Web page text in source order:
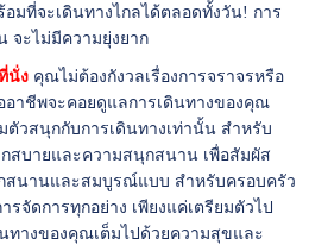
อมที่จะเดินทางไกลได้ตลอดทั้งวัน! การ
จะไม่มีความยุ่งยาก
นั่งคุณไม่ต้องกังวลเรื่องการจราจรหรือ
าชีพจะคอยดูแลการเดินทางของคุณ
วสนุกกับการเดินทางเท่านั้น สำหรับ
สบายและความสนุกสนาน เพื่อสัมผัส
สนานและสมบูรณ์แบบ สำหรับครอบครัว
รจัดการทุกอย่าง เพียงแค่เตรียมตัวไป
างของคุณเต็มไปด้วยความสุขและ